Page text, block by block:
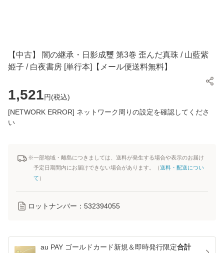
【中古】 闇の継承・日影成璽 第3巻 歪んだ真珠 / 山藍紫
姫子 / 白夜書房 [単行本]【メール便送料無料】
1,521円(税込)
[NETWORK ERROR] ネットワーク周りの設定を確認してくださ
い
※一部地域・離島につきましては、送料が発生する場合や表示のお届け
予定日期間内にお届けできない場合があります。（送料・配送につい
て ）
ロットナンバー： 532394055
au PAY ゴールドカード新規＆即時発行限定合計